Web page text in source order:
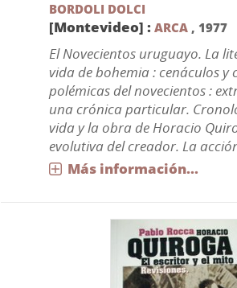
BORDOLI DOLCI
[Montevideo] : ARCA, 1977
El Novecientos uruguayo. La
vida de bohemia : cenáculos y
polémicas del novecientos :
una crónica particular.
vida y la obra de Horacio
evolutiva del creador. La
Más información...